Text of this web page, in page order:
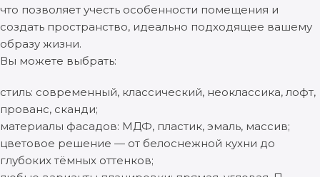
что позволяет учесть особенности помещения и
создать пространство, идеально подходящее вашему
образу жизни.
Вы можете выбрать:
стиль: современный, классический, неоклассика, лофт,
прованс, сканди;
материалы фасадов: МДФ, пластик, эмаль, массив;
цветовое решение — от белоснежной кухни до
глубоких тёмных оттенков;